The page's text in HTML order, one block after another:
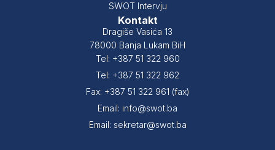
SWOT Intervju
Kontakt
Dragiše Vasića 13
78000 Banja Lukam BiH
Tel: +387 51 322 960
Tel: +387 51 322 962
Fax: +387 51 322 961 (fax)
Email: info@swot.ba
Email: sekretar@swot.ba